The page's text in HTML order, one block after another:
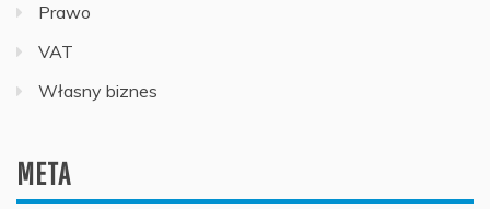
Prawo
VAT
Własny biznes
META